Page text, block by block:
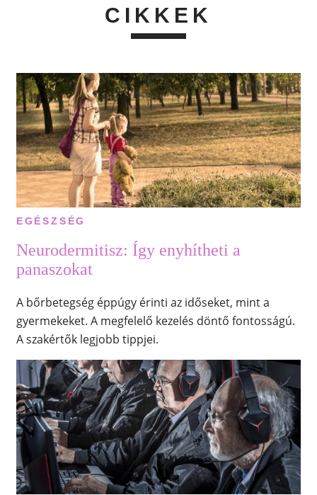
CIKKEK
EGÉSZSÉG
Neurodermitisz: Így enyhítheti a
panaszokat
A bőrbetegség éppúgy érinti az időseket, mint a
gyermekeket. A megfelelő kezelés döntő fontosságú.
A szakértők legjobb tippjei.